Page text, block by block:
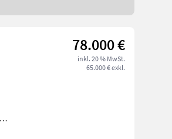
78.000 €
inkl. 20 % MwSt.
65.000 € exkl.